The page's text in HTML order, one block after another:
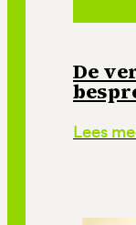
De
Lees